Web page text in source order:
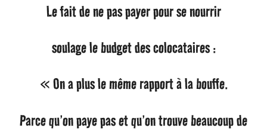
Le fait de ne pas payer pour se nourrir
soulage le budget des colocataires :
« On a plus le même rapport à la bouffe.
Parce qu’on paye pas et qu’on trouve beaucoup de